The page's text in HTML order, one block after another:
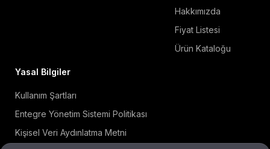
Hakkımızda
Fiyat Listesi
Ürün Kataloğu
Yasal Bilgiler
Kullanım Şartları
Entegre Yönetim Sistemi Politikası
Kişisel Veri Aydınlatma Metni